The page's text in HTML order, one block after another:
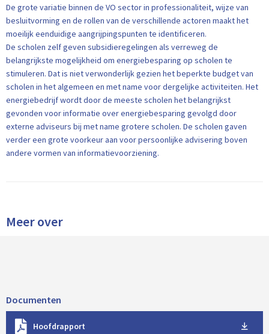
De grote variatie binnen de VO sector in professionaliteit, wijze van
besluitvorming en de rollen van de verschillende actoren maakt het
moeilijk eenduidige aangrijpingspunten te identificeren.
De scholen zelf geven subsidieregelingen als verreweg de
belangrijkste mogelijkheid om energiebesparing op scholen te
stimuleren. Dat is niet verwonderlijk gezien het beperkte budget van
scholen in het algemeen en met name voor dergelijke activiteiten. Het
energiebedrijf wordt door de meeste scholen het belangrijkst
gevonden voor informatie over energiebesparing gevolgd door
externe adviseurs bij met name grotere scholen. De scholen gaven
verder een grote voorkeur aan voor persoonlijke advisering boven
andere vormen van informatievoorziening.
Meer over
Documenten
Hoofdrapport